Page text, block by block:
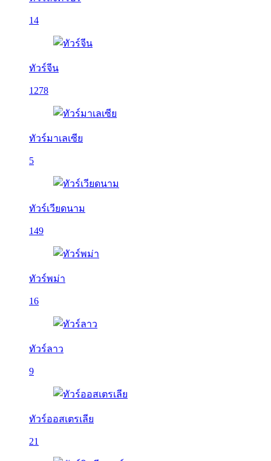
14
ทัวร์จีน
1278
ทัวร์มาเลเซีย
5
ทัวร์เวียดนาม
149
ทัวร์พม่า
16
ทัวร์ลาว
9
ทัวร์ออสเตรเลีย
21